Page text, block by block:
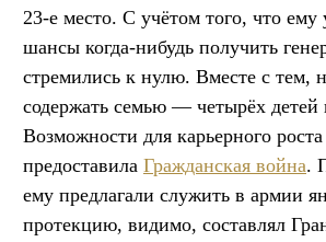
23-е место. С учётом того, что ему
шансы когда-нибудь получить
стремились к нулю. Вместе с тем,
содержать семью — четырёх
Возможности для карьерного
предоставила Гражданская война.
ему предлагали служить в армии
протекцию, видимо, составлял